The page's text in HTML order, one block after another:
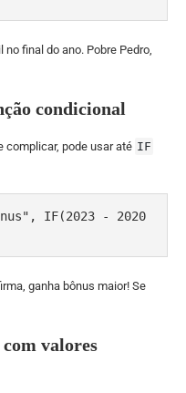
final do ano. Pobre Pedro,
condicional
complicar, pode usar até IF
IF(2023 - 2020
ganha bônus maior! Se
valores